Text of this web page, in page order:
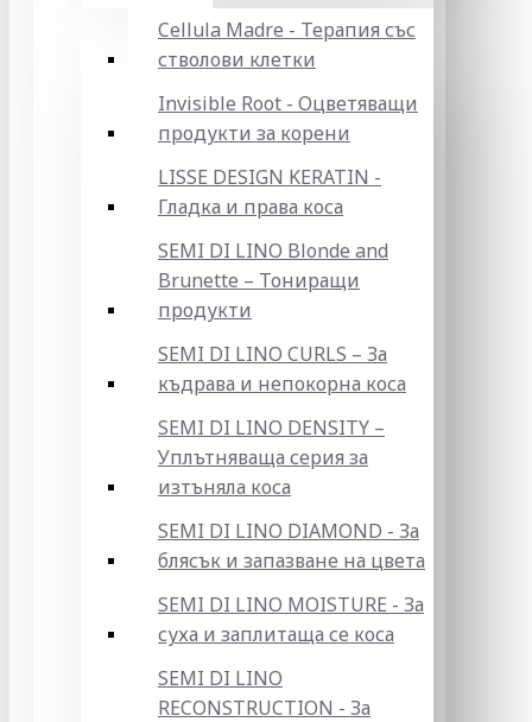
Cellula Madre - Терапия със
стволови клетки
Invisible Root - Оцветяващи
продукти за корени
LISSE DESIGN KERATIN -
Гладка и права коса
SEMI DI LINO Blonde and
Brunette – Тониращи
продукти
SEMI DI LINO CURLS – За
къдрава и непокорна коса
SEMI DI LINO DENSITY –
Уплътняваща серия за
изтъняла коса
SEMI DI LINO DIAMOND - За
блясък и запазване на цвета
SEMI DI LINO MOISTURE - За
суха и заплитаща се коса
SEMI DI LINO
RECONSTRUCTION - За